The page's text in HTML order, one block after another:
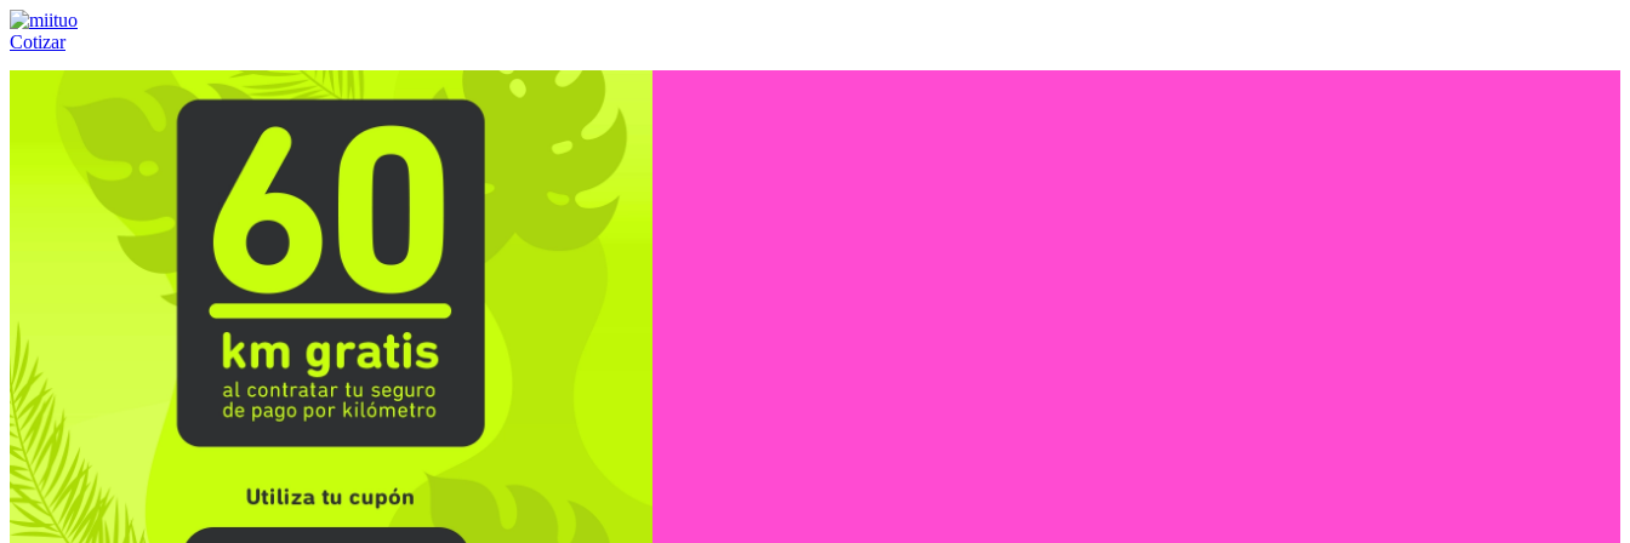
Cotizar
(55) 84-21-05-00ó800-953-00-59